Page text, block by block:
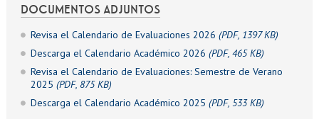
DOCUMENTOS ADJUNTOS
Revisa el Calendario de Evaluaciones 2026 (PDF, 1397 KB)
Descarga el Calendario Académico 2026 (PDF, 465 KB)
Revisa el Calendario de Evaluaciones: Semestre de Verano
2025 (PDF, 875 KB)
Descarga el Calendario Académico 2025 (PDF, 533 KB)